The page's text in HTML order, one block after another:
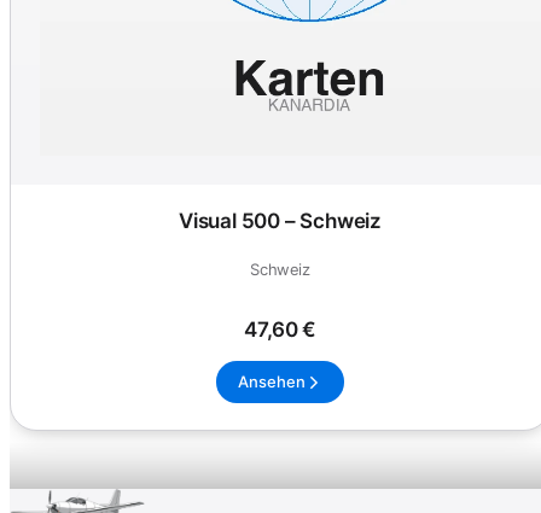
Visual 500 – Schweiz
Schweiz
47,60 €
Ansehen